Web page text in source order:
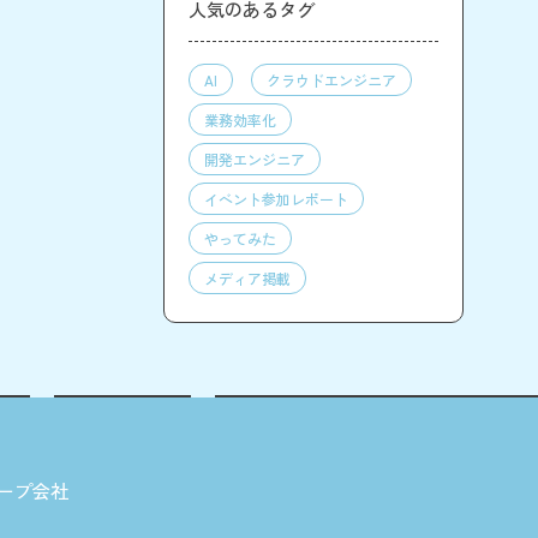
人気のあるタグ
AI
クラウドエンジニア
業務効率化
開発エンジニア
イベント参加レポート
やってみた
メディア掲載
プ会社